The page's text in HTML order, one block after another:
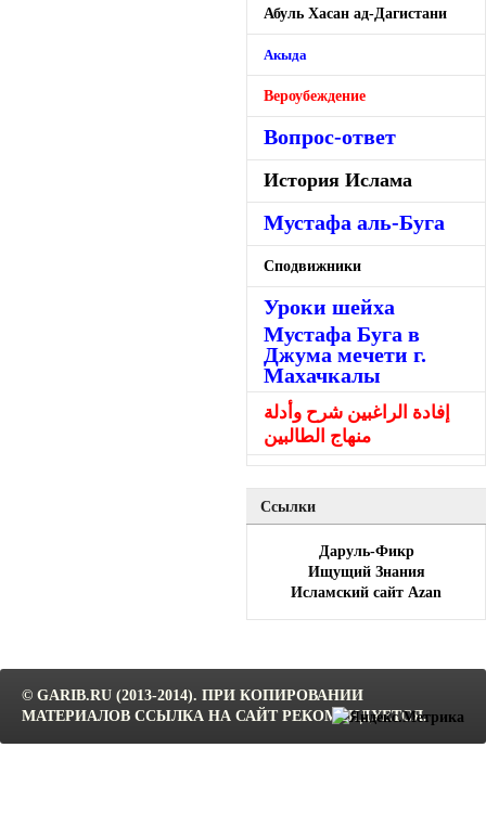
Абуль Хасан ад-Дагистани
Акыда
Вероубеждение
Вопрос-ответ
История Ислама
Мустафа аль-Буга
Сподвижники
Уроки шейха
Мустафа Буга в
Джума мечети г.
Махачкалы
إفادة الراغبين شرح وأدلة
منهاج الطالبين
Ссылки
Даруль-Фикр
Ищущий Знания
Исламский сайт Azan
© GARIB.RU (2013-2014). ПРИ КОПИРОВАНИИ
МАТЕРИАЛОВ ССЫЛКА НА САЙТ РЕКОМЕНДУЕТСЯ.